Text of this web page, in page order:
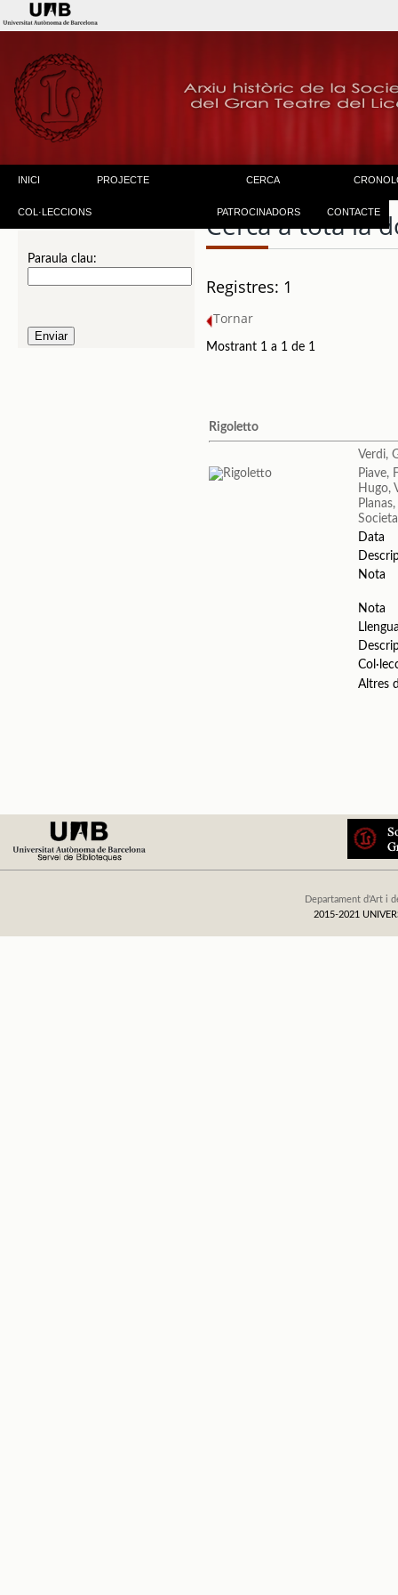
INICI PROJECTE CERCA
COL·LECCIONS PATROCINADORS CONTACTE
Paraula clau:
Cerca a tota la
Registres: 1
Tornar
Mostrant 1 a 1 de 1
Rigoletto
Verdi,
Piave,
Hugo,
Planas,
Data
Nota
Nota
Altres
Departament d'Art i
2015-2021